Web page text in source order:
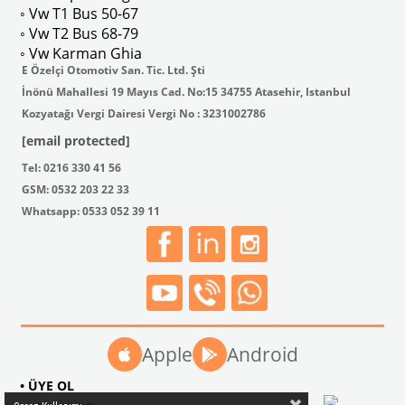
◦ Vw T1 Bus 50-67
◦ Vw T2 Bus 68-79
◦ Vw Karman Ghia
E Özelçi Otomotiv San. Tic. Ltd. Şti
İnönü Mahallesi 19 Mayıs Cad. No:15 34755 Atasehir, Istanbul
Kozyatağı Vergi Dairesi Vergi No : 3231002786
[email protected]
Tel: 0216 330 41 56
GSM: 0532 203 22 33
Whatsapp: 0533 052 39 11
Apple Android
• ÜYE OL